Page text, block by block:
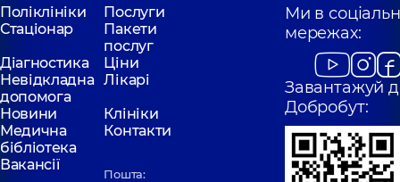
Рентген-лаборант;
Рентгенолог,20
Рентгенолог,9
Камаралі
В'ячеславович
Рентгенолог,5
Качуровський
Олег Петрович
Рентгенолог,22
років досвіду
Поліклініки
Послуги
Стаціонар
Пакети
послуг
Діагностика
Ціни
Невідкладна
допомога
Лікарі
Новини
Клініки
Медична
бібліотека
Контакти
Вакансії
Пошта:
Ми в
мережах:
Завантажуй
Добробут: